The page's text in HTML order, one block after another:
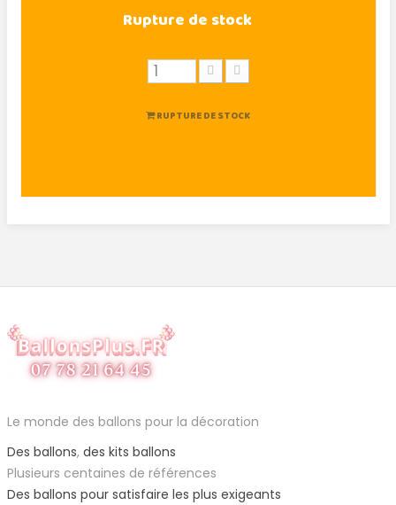
Rupture de stock
RUPTURE DE STOCK
Le monde des ballons pour la décoration
Des ballons, des kits ballons
Plusieurs centaines de références
Des ballons pour satisfaire les plus exigeants